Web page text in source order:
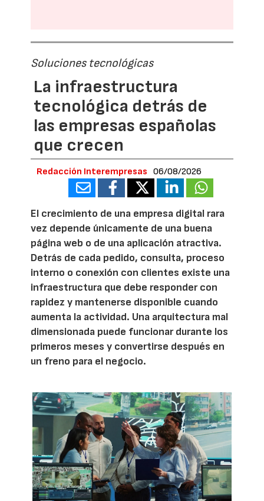
Soluciones tecnológicas
La infraestructura
tecnológica detrás de
las empresas españolas
que crecen
Redacción Interempresas 06/08/2026
El crecimiento de una empresa digital rara
vez depende únicamente de una buena
página web o de una aplicación atractiva.
Detrás de cada pedido, consulta, proceso
interno o conexión con clientes existe una
infraestructura que debe responder con
rapidez y mantenerse disponible cuando
aumenta la actividad. Una arquitectura mal
dimensionada puede funcionar durante los
primeros meses y convertirse después en
un freno para el negocio.